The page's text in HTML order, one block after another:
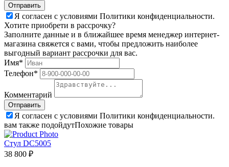
Я согласен с условиями Политики конфиденциальности.
Хотите приобрети в рассрочку?
Заполните данные и в ближайшее время менеджер интернет-
магазина свяжется с вами, чтобы предложить наиболее
выгодный вариант рассрочки для вас.
Имя*
Телефон*
Комментарий
Я согласен с условиями Политики конфиденциальности.
вам также подойдутПохожие товары
Стул DC5005
38 800 ₽